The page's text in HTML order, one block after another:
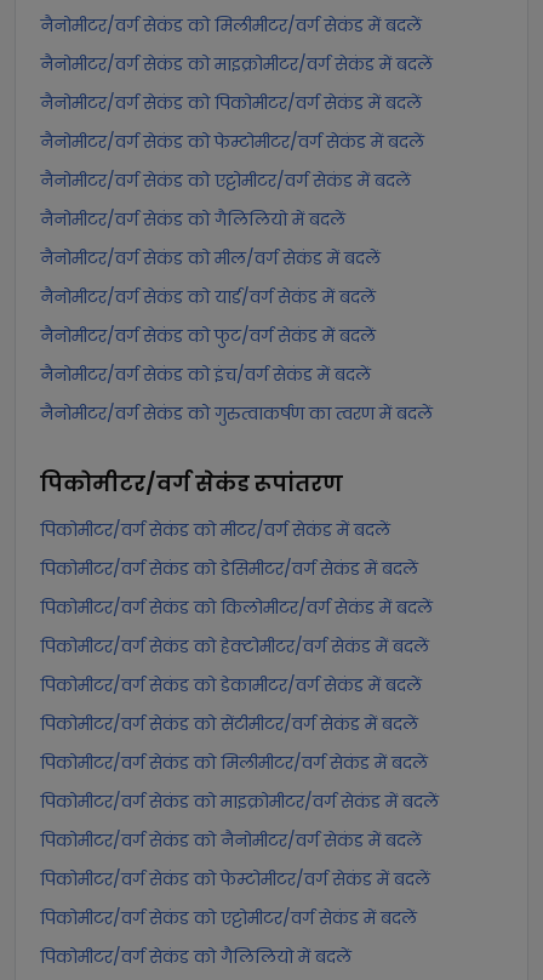
नैनोमीटर/वर्ग सेकंड को मिलीमीटर/वर्ग सेकंड में बदलें
नैनोमीटर/वर्ग सेकंड को माइक्रोमीटर/वर्ग सेकंड में बदलें
नैनोमीटर/वर्ग सेकंड को पिकोमीटर/वर्ग सेकंड में बदलें
नैनोमीटर/वर्ग सेकंड को फेम्टोमीटर/वर्ग सेकंड में बदलें
नैनोमीटर/वर्ग सेकंड को एट्टोमीटर/वर्ग सेकंड में बदलें
नैनोमीटर/वर्ग सेकंड को गैलिलियो में बदलें
नैनोमीटर/वर्ग सेकंड को मील/वर्ग सेकंड में बदलें
नैनोमीटर/वर्ग सेकंड को यार्ड/वर्ग सेकंड में बदलें
नैनोमीटर/वर्ग सेकंड को फुट/वर्ग सेकंड में बदलें
नैनोमीटर/वर्ग सेकंड को इंच/वर्ग सेकंड में बदलें
नैनोमीटर/वर्ग सेकंड को गुरुत्वाकर्षण का त्वरण में बदलें
पिकोमीटर/वर्ग सेकंडरूपांतरण
पिकोमीटर/वर्ग सेकंड को मीटर/वर्ग सेकंड में बदलें
पिकोमीटर/वर्ग सेकंड को डेसिमीटर/वर्ग सेकंड में बदलें
पिकोमीटर/वर्ग सेकंड को किलोमीटर/वर्ग सेकंड में बदलें
पिकोमीटर/वर्ग सेकंड को हेक्टोमीटर/वर्ग सेकंड में बदलें
पिकोमीटर/वर्ग सेकंड को डेकामीटर/वर्ग सेकंड में बदलें
पिकोमीटर/वर्ग सेकंड को सेंटीमीटर/वर्ग सेकंड में बदलें
पिकोमीटर/वर्ग सेकंड को मिलीमीटर/वर्ग सेकंड में बदलें
पिकोमीटर/वर्ग सेकंड को माइक्रोमीटर/वर्ग सेकंड में बदलें
पिकोमीटर/वर्ग सेकंड को नैनोमीटर/वर्ग सेकंड में बदलें
पिकोमीटर/वर्ग सेकंड को फेम्टोमीटर/वर्ग सेकंड में बदलें
पिकोमीटर/वर्ग सेकंड को एट्टोमीटर/वर्ग सेकंड में बदलें
पिकोमीटर/वर्ग सेकंड को गैलिलियो में बदलें